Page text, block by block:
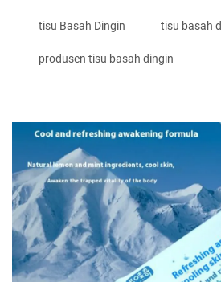
tisu Basah Dingin tisu basah
produsen tisu basah dingin